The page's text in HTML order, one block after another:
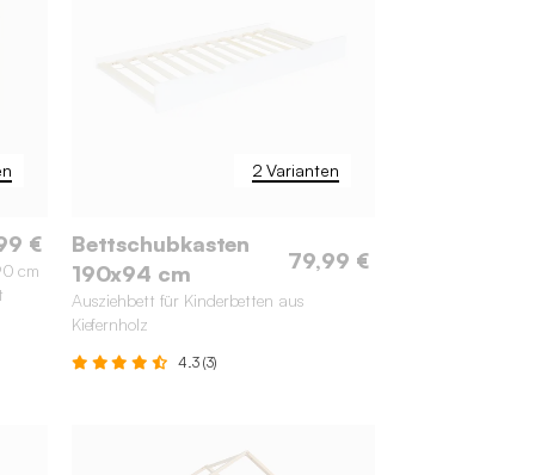
€
cm
2 Varianten
Bettschubkasten
190x94 cm
79,99 €
Ausziehbett für Kinderbetten aus
Kiefernholz
4.3 (3)